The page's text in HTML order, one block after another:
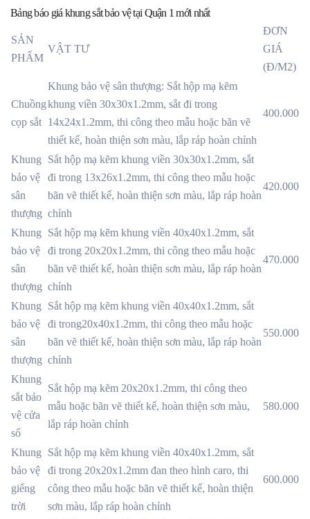
Bảng báo giá khung sắt bảo vệ tại Quận 1 mới nhất
SẢN
PHẨM
VẬT TƯ
ĐƠN
GIÁ
(Đ/M2)
Chuồng
cọp sắt
Khung bảo vệ sân thượng: Sắt hộp mạ kẽm
khung viền 30x30x1.2mm, sắt đi trong
14x24x1.2mm, thi công theo mẫu hoặc bãn vẽ
thiết kế, hoàn thiện sơn màu, lắp ráp hoàn chỉnh
400.000
Khung
bảo vệ
sân
thượng
Sắt hộp mạ kẽm khung viền 30x30x1.2mm, sắt
đi trong 13x26x1.2mm, thi công theo mẫu hoặc
bãn vẽ thiết kế, hoàn thiện sơn màu, lắp ráp hoàn
chỉnh
420.000
Khung
bảo vệ
sân
thượng
Sắt hộp mạ kẽm khung viền 40x40x1.2mm, sắt
đi trong 20x20x1.2mm, thi công theo mẫu hoặc
bãn vẽ thiết kế, hoàn thiện sơn màu, lắp ráp hoàn
chỉnh
470.000
Khung
bảo vệ
sân
thượng
Sắt hộp mạ kẽm khung viền 40x40x1.2mm, sắt
đi trong20x40x1.2mm, thi công theo mẫu hoặc
bãn vẽ thiết kế, hoàn thiện sơn màu, lắp ráp hoàn
chỉnh
550.000
Khung
sắt bảo
vệ cửa
sổ
Sắt hộp mạ kẽm 20x20x1.2mm, thi công theo
mẫu hoặc bãn vẽ thiết kế, hoàn thiện sơn màu,
lắp ráp hoàn chỉnh
580.000
Khung
bảo vệ
giếng
trời
Sắt hộp mạ kẽm khung viền 40x40x1.2mm, sắt
đi trong 20x20x1.2mm đan theo hình caro, thi
công theo mẫu hoặc bãn vẽ thiết kế, hoàn thiện
sơn màu, lắp ráp hoàn chỉnh
600.000